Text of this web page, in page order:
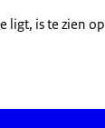
ligt, is te zien op